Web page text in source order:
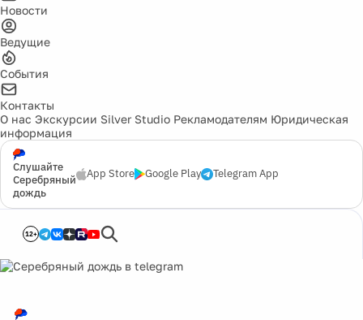
Новости
Ведущие
События
Контакты
О нас Экскурсии Silver Studio Рекламодателям Юридическая
информация
Слушайте
Серебряный
дождь
App Store Google Play Telegram App
12+